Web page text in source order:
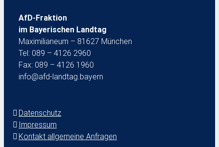
AfD-Fraktion
im Bayerischen Landtag
Maximilianeum – 81627 München
Tel: 089 – 4126 2960
Fax: 089 – 4126 1960
info@afd-landtag.bayern
Datenschutz
Impressum
Kontakt allgemeine Anfragen